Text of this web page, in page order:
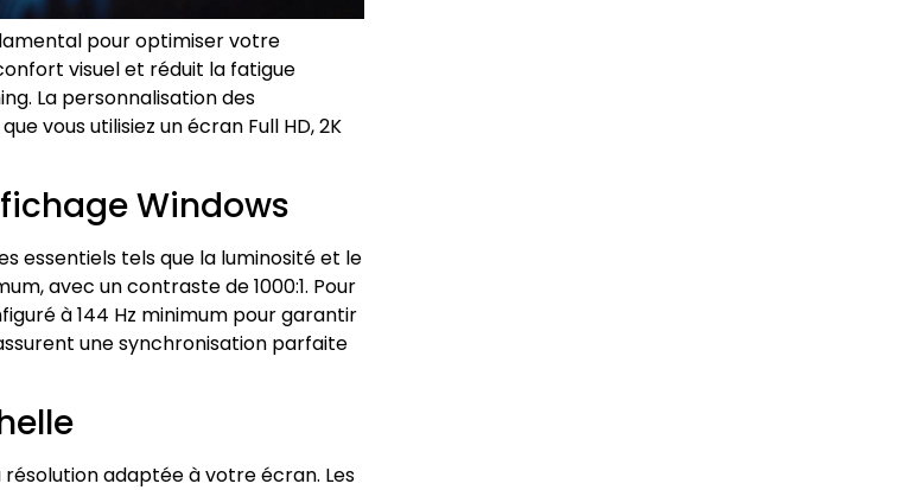
pour optimiser votre
visuel et réduit la fatigue
La personnalisation des
vous utilisiez un écran Full HD, 2K
Windows
essentiels tels que la luminosité et le
avec un contraste de 1000:1. Pour
à 144 Hz minimum pour garantir
une synchronisation parfaite
adaptée à votre écran. Les